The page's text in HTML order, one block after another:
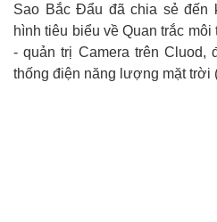
Sao Bắc Đẩu đã chia sẻ đến
hình tiêu biểu về Quan trắc
- quản trị Camera trên
thống điện năng lượng mặt trời